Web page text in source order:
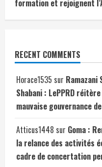
formation et rejoignent
RECENT COMMENTS
Horace1535 sur Ramazani
Shabani : LePPRD
mauvaise gouvernance
Atticus1448 sur Goma :
la relance des activités
cadre de concertation